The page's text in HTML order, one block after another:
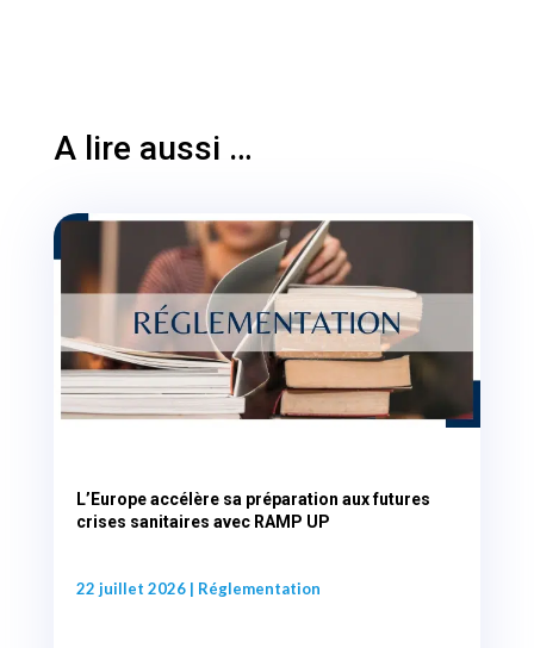
A lire aussi …
L’Europe accélère sa préparation aux futures
crises sanitaires avec RAMP UP
22 juillet 2026| Réglementation